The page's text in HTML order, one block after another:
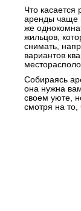
Что касается
аренды чаще
же
жильцов,
снимать,
вариантов
Собираясь
она нужна
своем уюте,
смотря на то,